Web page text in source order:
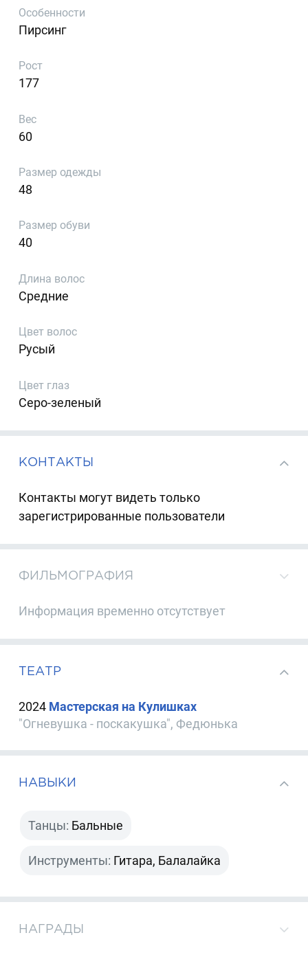
Особенности
Пирсинг
Рост
177
Вес
60
Размер одежды
48
Размер обуви
40
Длина волос
Средние
Цвет волос
Русый
Цвет глаз
Серо-зеленый
КОНТАКТЫ
Контакты могут видеть только
зарегистрированные пользователи
ФИЛЬМОГРАФИЯ
Информация временно отсутствует
ТЕАТР
2024 Мастерская на Кулишках
"Огневушка - поскакушка", Федюнька
НАВЫКИ
Танцы: Бальные
Инструменты: Гитара, Балалайка
НАГРАДЫ